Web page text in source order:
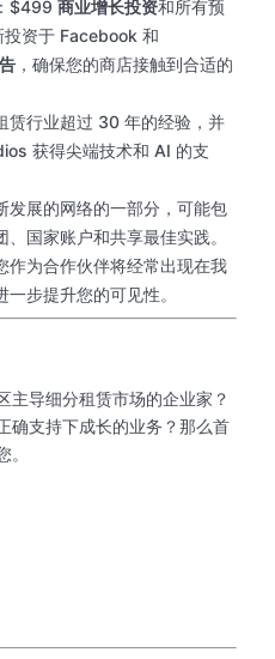
：$499 商业增长投资和所有预
资于 Facebook 和
，确保您的商店接触到合适的
赁行业超过 30 年的经验，并
获得尖端技术和 AI 的支
发展的网络的一部分，可能包
国家账户和共享最佳实践。
作为合作伙伴将经常出现在我
步提升您的可见性。
主导细分租赁市场的企业家？
确支持下成长的业务？那么首